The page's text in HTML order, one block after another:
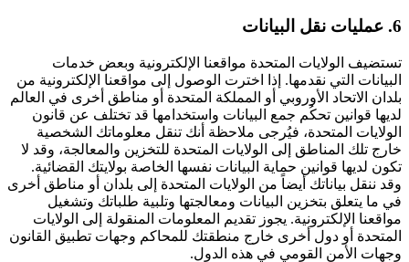
6. عمليات نقل البيانات
تستضيف الولايات المتحدة مواقعنا الإلكترونية وبعض خدمات
البيانات التي نقدمها. إذا اخترت الوصول إلى مواقعنا الإلكترونية من
بلدان الاتحاد الأوروبي أو المملكة المتحدة أو مناطق أخرى في العالم
لديها قوانين تحكُم جمع البيانات واستخدامها قد تختلف عن قانون
الولايات المتحدة، فيُرجى ملاحظة أنك تنقل معلوماتك الشخصية
خارج تلك المناطق إلى الولايات المتحدة للتخزين والمعالجة، وقد لا
تكون لديها قوانين حماية البيانات نفسها الخاصة بولايتك القضائية.
وقد ننقل بياناتك أيضاً من الولايات المتحدة إلى بلدان أو مناطق أخرى
في ما يتعلق بتخزين البيانات ومعالجتها وتلبية طلباتك وتشغيل
مواقعنا الإلكترونية. يجوز تقديم المعلومات المنقولة إلى الولايات
المتحدة أو دول أخرى خارج منطقتك للمحاكم وجهات تطبيق القانون
وجهات الأمن القومي في هذه الدول.